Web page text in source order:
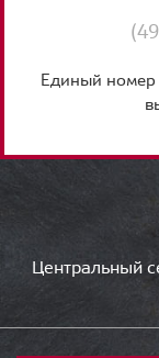
Единый номер
Центральный